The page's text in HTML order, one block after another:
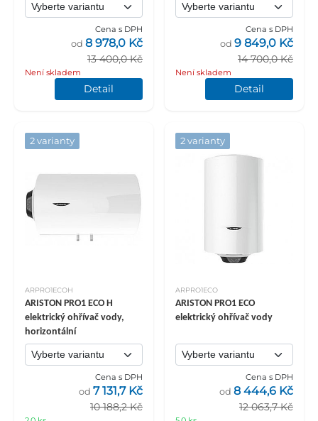
Cena s DPH
13 400,0 Kč
od 8 978,0 Kč
Není skladem
Detail
Cena s DPH
14 700,0 Kč
od 9 849,0 Kč
Není skladem
Detail
2 varianty
ARPRO1ECOH
ARISTON PRO1 ECO H
elektrický ohřívač vody,
horizontální
Cena s DPH
10 188,2 Kč
od 7 131,7 Kč
2 varianty
ARPRO1ECO
ARISTON PRO1 ECO
elektrický ohřívač vody
Cena s DPH
12 063,7 Kč
od 8 444,6 Kč